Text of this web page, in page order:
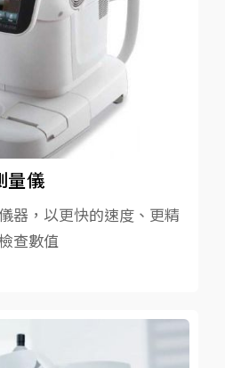
量儀
器，以更快的速度、更精
查數值